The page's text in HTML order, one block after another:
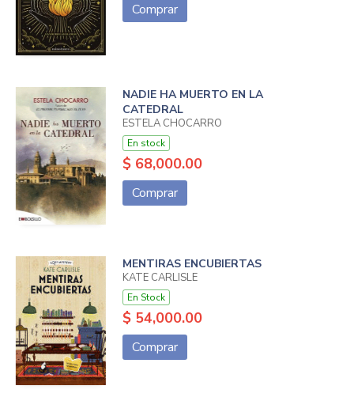
Comprar
NADIE HA MUERTO EN LA
CATEDRAL
ESTELA CHOCARRO
En stock
$ 68,000.00
Comprar
MENTIRAS ENCUBIERTAS
KATE CARLISLE
En Stock
$ 54,000.00
Comprar